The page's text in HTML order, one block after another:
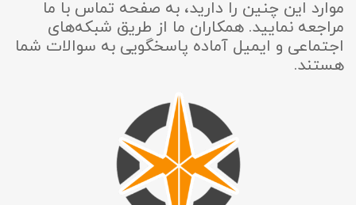
موارد این چنین را دارید، به صفحه تماس با ما
مراجعه نمایید. همکاران ما از طریق شبکه‌های
اجتماعی و ایمیل آماده پاسخگویی به سوالات شما
هستند.